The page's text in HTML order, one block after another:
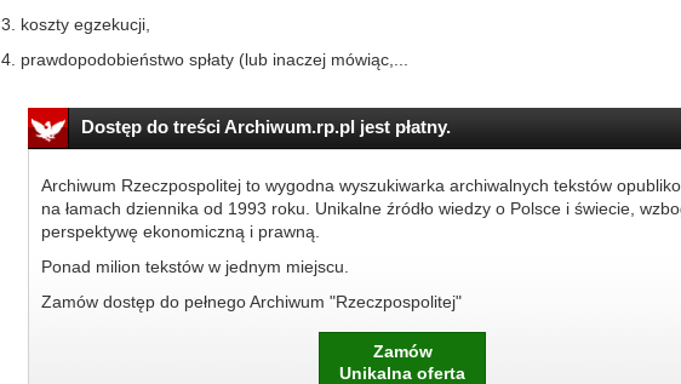
3. koszty egzekucji,
4. prawdopodobieństwo spłaty (lub inaczej mówiąc,...
Dostęp do treści Archiwum.rp.pl jest płatny.
Archiwum Rzeczpospolitej to wygodna wyszukiwarka archiwalnych tekstów
na łamach dziennika od 1993 roku. Unikalne źródło wiedzy o Polsce i świecie,
perspektywę ekonomiczną i prawną.
Ponad milion tekstów w jednym miejscu.
Zamów dostęp do pełnego Archiwum "Rzeczpospolitej"
Zamów
Unikalna oferta